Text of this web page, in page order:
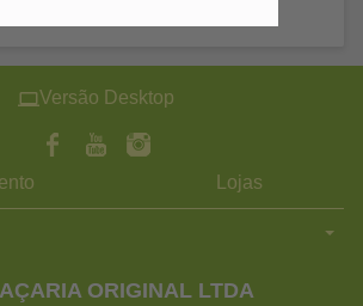
Versão Desktop
Lojas
ORIGINAL LTDA